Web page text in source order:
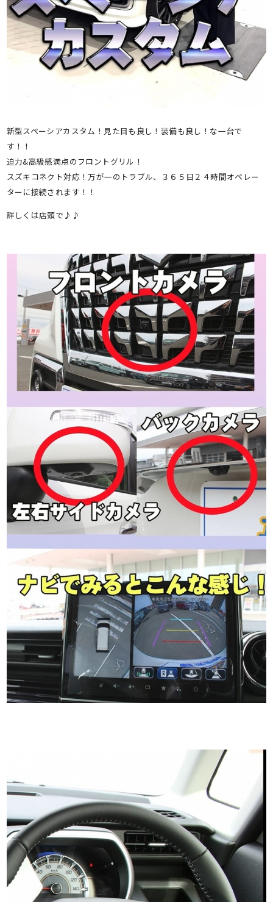
新型スペーシアカスタム！見た目も良し！装備も良し！な一台で
す！！
迫力&高級感満点のフロントグリル！
スズキコネクト対応！万が一のトラブル、３６５日２４時間オペレー
ターに接続されます！！
詳しくは店頭で♪♪